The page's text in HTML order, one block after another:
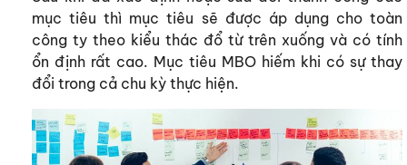
mục tiêu thì mục tiêu sẽ được áp dụng cho toàn
công ty theo kiểu thác đổ từ trên xuống và có tính
ổn định rất cao. Mục tiêu MBO hiếm khi có sự thay
đổi trong cả chu kỳ thực hiện.